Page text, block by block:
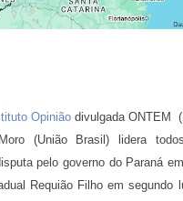
Opinião divulgada ONTEM
(União Brasil) lidera
pelo governo do Paraná
Requião Filho em segundo